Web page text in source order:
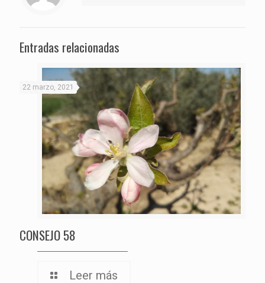
Entradas relacionadas
22 marzo, 2021
CONSEJO 58
Leer más